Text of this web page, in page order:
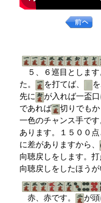
５、６巡目とします
た。
を打てば、
先に
が入れば一盃
であれば
切りでも
一色のチャンス手です
あります。１５００
に差がありますから、
向聴戻しをします。
向聴戻しをしたほうが
赤、赤です。
が